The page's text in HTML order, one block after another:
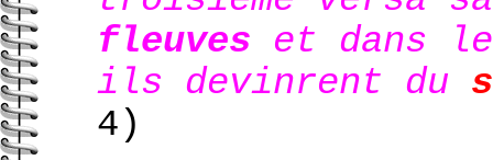
fleuves et dans
ils devinrent du
4)